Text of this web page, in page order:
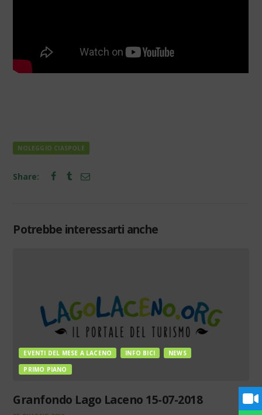
NOLEGGIO CIASPOLE
Share:
Potrebbe interessarti anche
EVENTI DEL MESE A LACENO INFO BICI
NEWS
PRIMO PIANO
Granfondo Lago Laceno 15-07-2018